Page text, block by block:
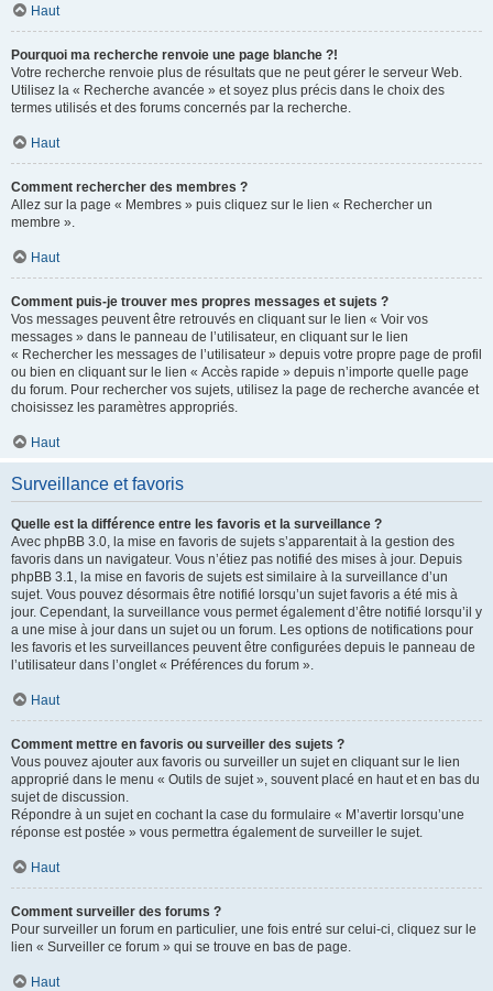
Haut
Pourquoi ma recherche renvoie une page blanche ?!
Votre recherche renvoie plus de résultats que ne peut gérer le serveur Web.
Utilisez la « Recherche avancée » et soyez plus précis dans le choix des
termes utilisés et des forums concernés par la recherche.
Haut
Comment rechercher des membres ?
Allez sur la page « Membres » puis cliquez sur le lien « Rechercher un
membre ».
Haut
Comment puis-je trouver mes propres messages et sujets ?
Vos messages peuvent être retrouvés en cliquant sur le lien « Voir vos
messages » dans le panneau de l’utilisateur, en cliquant sur le lien
« Rechercher les messages de l’utilisateur » depuis votre propre page de profil
ou bien en cliquant sur le lien « Accès rapide » depuis n’importe quelle page
du forum. Pour rechercher vos sujets, utilisez la page de recherche avancée et
choisissez les paramètres appropriés.
Haut
Surveillance et favoris
Quelle est la différence entre les favoris et la surveillance ?
Avec phpBB 3.0, la mise en favoris de sujets s’apparentait à la gestion des
favoris dans un navigateur. Vous n’étiez pas notifié des mises à jour. Depuis
phpBB 3.1, la mise en favoris de sujets est similaire à la surveillance d’un
sujet. Vous pouvez désormais être notifié lorsqu’un sujet favoris a été mis à
jour. Cependant, la surveillance vous permet également d’être notifié lorsqu’il y
a une mise à jour dans un sujet ou un forum. Les options de notifications pour
les favoris et les surveillances peuvent être configurées depuis le panneau de
l’utilisateur dans l’onglet « Préférences du forum ».
Haut
Comment mettre en favoris ou surveiller des sujets ?
Vous pouvez ajouter aux favoris ou surveiller un sujet en cliquant sur le lien
approprié dans le menu « Outils de sujet », souvent placé en haut et en bas du
sujet de discussion.
Répondre à un sujet en cochant la case du formulaire « M’avertir lorsqu’une
réponse est postée » vous permettra également de surveiller le sujet.
Haut
Comment surveiller des forums ?
Pour surveiller un forum en particulier, une fois entré sur celui-ci, cliquez sur le
lien « Surveiller ce forum » qui se trouve en bas de page.
Haut